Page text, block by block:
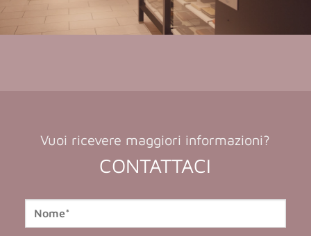
Vuoi ricevere maggiori informazioni?
CONTATTACI